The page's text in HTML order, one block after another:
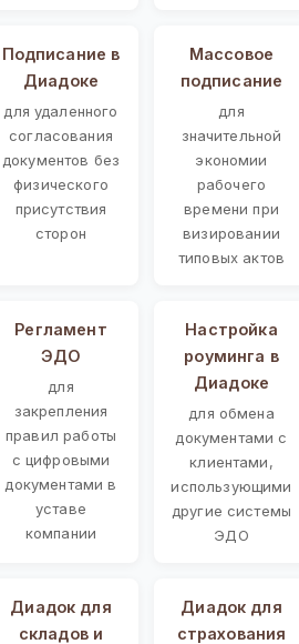
Подписание в
Диадоке
для удаленного
согласования
документов без
физического
присутствия
сторон
Массовое
подписание
для
значительной
экономии
рабочего
времени при
визировании
типовых актов
Регламент
ЭДО
для
закрепления
правил работы
с цифровыми
документами в
уставе
компании
Настройка
роуминга в
Диадоке
для обмена
документами с
клиентами,
использующими
другие системы
ЭДО
Диадок для
складов и
Диадок для
страхования